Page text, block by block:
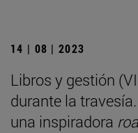
14 | 08 | 2023
Libros y gestión
durante la
una inspiradora